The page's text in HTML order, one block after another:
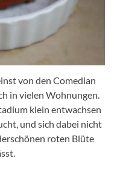
von den Comedian
in vielen Wohnungen.
klein entwachsen
und sich dabei nicht
roten Blüte